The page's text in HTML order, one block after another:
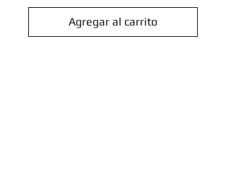
Agregar al carrito